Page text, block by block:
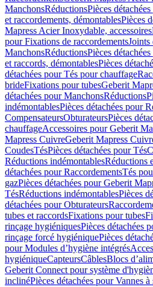
ManchonsRéductionsPièces
et raccordements, démontablesPièces
Mapress Acier Inoxydable, accessoires
pour Fixations de raccordementsJoints
ManchonsRéductionsPièces
et raccords, démontablesPièces
détachées pour Tés pour chauffage
brideFixations pour tubesGeberit
détachées pour ManchonsRéductions
indémontablesPièces détachées pour
CompensateursObturateursPièces
chauffageAccessoires pour Geberit
Mapress CuivreGeberit Mapress
CoudesTésPièces détachées pour Tés
Réductions indémontablesRéductions
détachées pour RaccordementsTés
gazPièces détachées pour Geberit
TésRéductions indémontablesPièces
détachées pour Obturateurs
tubes et raccordsFixations pour tubes
rinçage hygiéniquesPièces détachées
rinçage forcé hygiéniquePièces
pour Modules d’hygiène intégrés
hygiéniqueCapteursCâblesBlocs
Geberit Connect pour système
inclinéPièces détachées pour Vannes